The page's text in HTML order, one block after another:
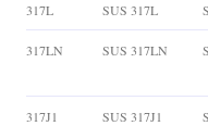
317L SUS 317L
317LN SUS 317LN
317J1 SUS 317J1